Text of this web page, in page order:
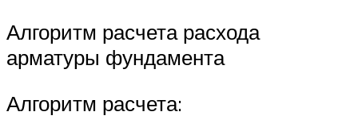
Алгоритм расчета расхода
арматуры фундамента
Алгоритм расчета: